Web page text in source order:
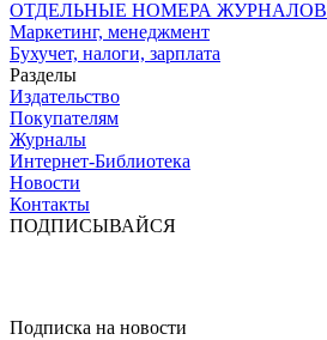
ОТДЕЛЬНЫЕ НОМЕРА ЖУРНАЛОВ
Маркетинг, менеджмент
Бухучет, налоги, зарплата
Разделы
Издательство
Покупателям
Журналы
Интернет-Библиотека
Новости
Контакты
ПОДПИСЫВАЙСЯ
Подписка на новости